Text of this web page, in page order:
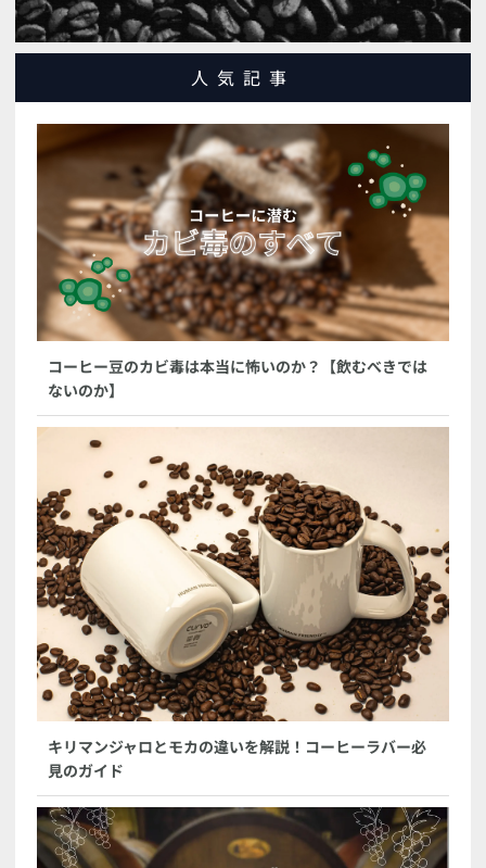
人気記事
コーヒー豆のカビ毒は本当に怖いのか？【飲むべきでは
ないのか】
キリマンジャロとモカの違いを解説！コーヒーラバー必
見のガイド